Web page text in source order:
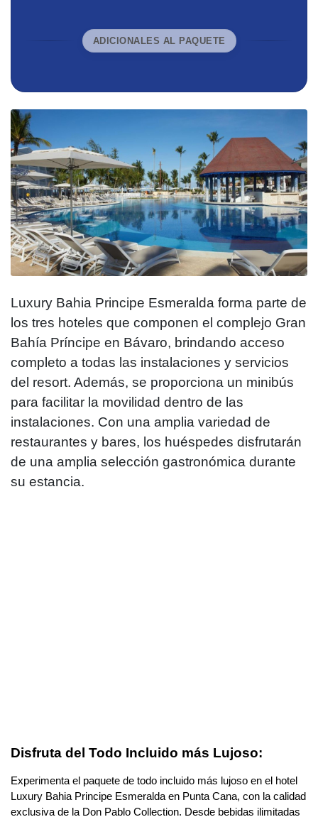
ADICIONALES AL PAQUETE
Luxury Bahia Principe Esmeralda forma parte de
los tres hoteles que componen el complejo Gran
Bahía Príncipe en Bávaro, brindando acceso
completo a todas las instalaciones y servicios
del resort. Además, se proporciona un minibús
para facilitar la movilidad dentro de las
instalaciones. Con una amplia variedad de
restaurantes y bares, los huéspedes disfrutarán
de una amplia selección gastronómica durante
su estancia.
Disfruta del Todo Incluido más Lujoso:
Experimenta el paquete de todo incluido más lujoso en el hotel
Luxury Bahia Principe Esmeralda en Punta Cana, con la calidad
exclusiva de la Don Pablo Collection. Desde bebidas ilimitadas